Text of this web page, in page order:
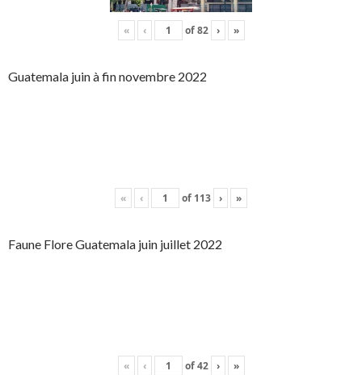
« ‹ of82 › »
Guatemala juin à fin novembre 2022
« ‹ of 113 › »
Faune Flore Guatemala juin juillet 2022
« ‹ of42 › »